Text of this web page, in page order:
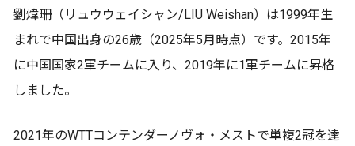
劉煒珊（リュウウェイシャン/LIU Weishan）は1999年生
まれで中国出身の26歳（2025年5月時点）です。2015年
に中国国家2軍チームに入り、2019年に1軍チームに昇格
しました。
2021年のWTTコンテンダーノヴォ・メストで単複2冠を達